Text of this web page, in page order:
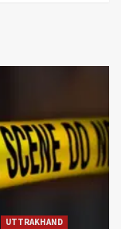
UTTRAKHAND